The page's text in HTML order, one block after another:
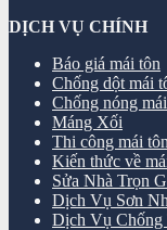
DỊCH VỤ CHÍNH
Báo giá mái tôn
Chống dột mái
Chống nóng
Máng Xối
Thi công mái tôn
Kiến thức về
Sửa Nhà Trọn
Dịch Vụ Sơn
Dịch Vụ Chống